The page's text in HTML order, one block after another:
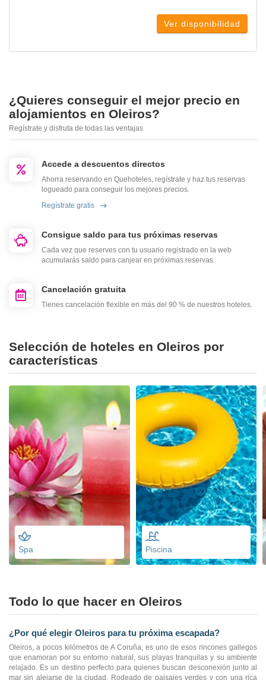
Ver disponibilidad
¿Quieres conseguir el mejor precio en
alojamientos en Oleiros?
Regístrate y disfruta de todas las ventajas
Accede a descuentos directos
Ahorra reservando en Quehoteles, regístrate y haz tus reservas
logueado para conseguir los mejores precios.
Regístrate gratis
Consigue saldo para tus próximas reservas
Cada vez que reserves con tu usuario registrado en la web
acumularás saldo para canjear en próximas reservas.
Cancelación gratuita
Tienes cancelación flexible en más del 90 % de nuestros hoteles.
Selección de hoteles en Oleiros por
características
Spa Piscina
Todo lo que hacer en Oleiros
¿Por qué elegir Oleiros para tu próxima escapada?
Oleiros, a pocos kilómetros de A Coruña, es uno de esos rincones gallegos
que enamoran por su entorno natural, sus playas tranquilas y su ambiente
relajado. Es un destino perfecto para quienes buscan desconexión junto al
mar sin alejarse de la ciudad. Rodeado de paisajes verdes y con una rica